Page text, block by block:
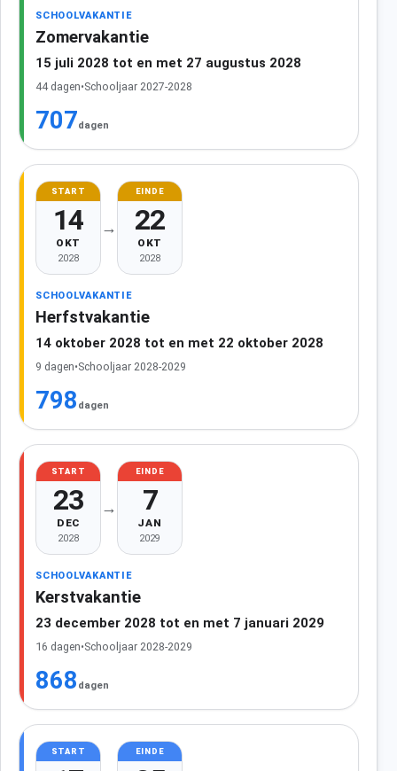
SCHOOLVAKANTIE
Zomervakantie
15 juli 2028 tot en met 27 augustus 2028
44 dagen•Schooljaar 2027-2028
707dagen
START
14
OKT
2028
→
EINDE
22
OKT
2028
SCHOOLVAKANTIE
Herfstvakantie
14 oktober 2028 tot en met 22 oktober 2028
9 dagen•Schooljaar 2028-2029
798 dagen
START
23
DEC
2028
→
EINDE
7
JAN
2029
SCHOOLVAKANTIE
Kerstvakantie
23 december 2028 tot en met 7 januari 2029
16 dagen•Schooljaar 2028-2029
868 dagen
START EINDE